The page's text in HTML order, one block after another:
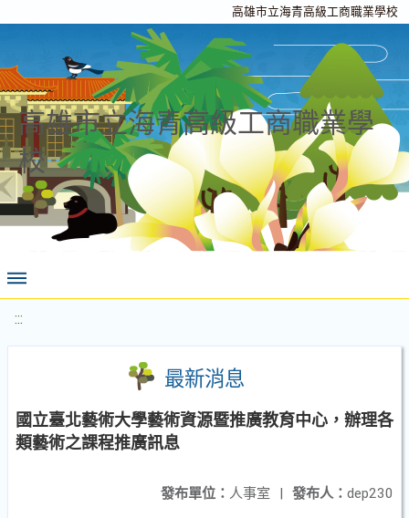
高雄市立海青高級工商職業學校
高雄市立海青高級工商職業學
校
:::
最新消息
國立臺北藝術大學藝術資源暨推廣教育中心，辦理各
類藝術之課程推廣訊息
發布人： dep230
發布單位： 人事室 |